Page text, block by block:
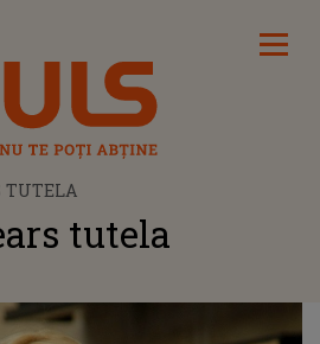
TUTELA
tutela